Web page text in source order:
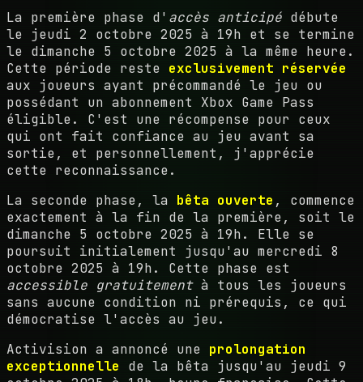
La première phase d' accès anticipé débute
le jeudi 2 octobre 2025 à 19h et se termine
le dimanche 5 octobre 2025 à la même heure.
Cette période reste exclusivement réservée
aux joueurs ayant précommandé le jeu ou
possédant un abonnement Xbox Game Pass
éligible. C'est une récompense pour ceux
qui ont fait confiance au jeu avant sa
sortie, et personnellement, j'apprécie
cette reconnaissance.
La seconde phase, la bêta ouverte , commence
exactement à la fin de la première, soit le
dimanche 5 octobre 2025 à 19h. Elle se
poursuit initialement jusqu'au mercredi 8
octobre 2025 à 19h. Cette phase est
accessible gratuitementà tous les joueurs
sans aucune condition ni prérequis, ce qui
démocratise l'accès au jeu.
Activision a annoncé une prolongation
exceptionnelle de la bêta jusqu'au jeudi 9